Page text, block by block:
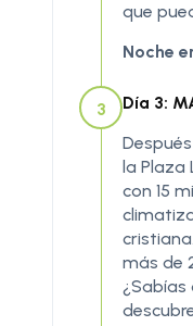
que
Noche
3
Día 3:
la
con 15
más de
¿Sabías